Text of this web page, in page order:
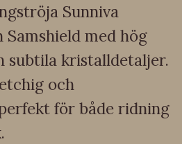
Sunniva
med hög
subtila kristalldetaljer.
och
för både ridning